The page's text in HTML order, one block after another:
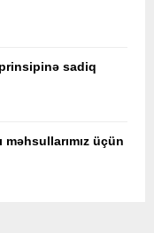
sadiq
məhsullarımız üçün